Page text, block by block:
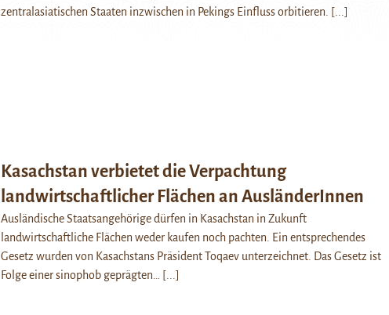
zentralasiatischen Staaten inzwischen in Pekings Einfluss orbitieren.
[...]
Kasachstan verbietet die Verpachtung
landwirtschaftlicher Flächen an AusländerInnen
Ausländische Staatsangehörige dürfen in Kasachstan in Zukunft
landwirtschaftliche Flächen weder kaufen noch pachten. Ein entsprechendes
Gesetz wurden von Kasachstans Präsident Toqaev unterzeichnet. Das Gesetz ist
Folge einer sinophob geprägten…
[...]